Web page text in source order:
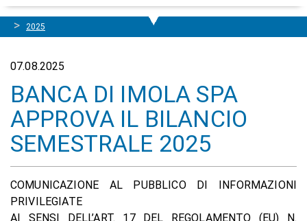
2025
07.08.2025
BANCA DI IMOLA SPA
APPROVA IL BILANCIO
SEMESTRALE 2025
COMUNICAZIONE AL PUBBLICO DI INFORMAZIONI
PRIVILEGIATE
AI SENSI DELL’ART. 17 DEL REGOLAMENTO (EU) N.